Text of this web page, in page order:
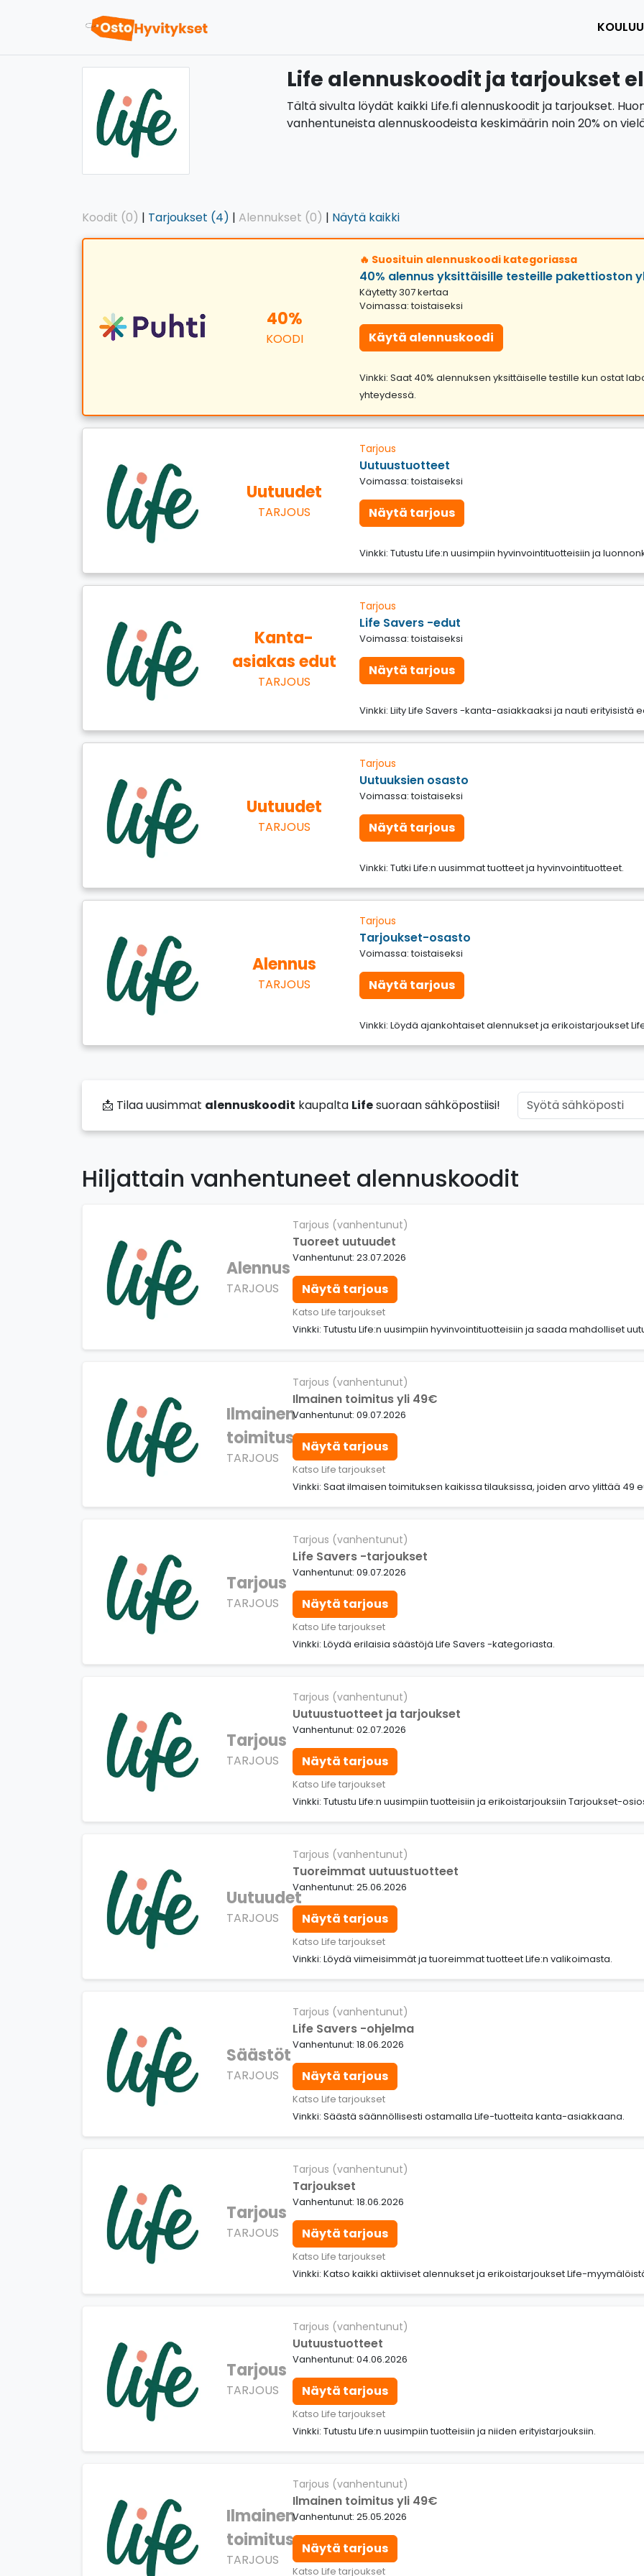
Life alennuskoodit ja tarjoukset
Tältä sivulta löydät kaikki Life.fi alennuskoodit ja tarjoukset.
vanhentuneista alennuskoodeista keskimäärin noin 20% on
Koodit (0) | Tarjoukset (4) | Alennukset (0) | Näytä kaikki
40%
KOODI
🔥 Suosituin alennuskoodi kategoriassa
40% alennus yksittäisille testeille pakettioston
Käytetty 307 kertaa
Voimassa: toistaiseksi
Käytä alennuskoodi
Vinkki: Saat 40% alennuksen yksittäiselle testille kun ostat
yhteydessä.
Uutuudet
TARJOUS
Tarjous
Uutuustuotteet
Voimassa: toistaiseksi
Näytä tarjous
Vinkki: Tutustu Life:n uusimpiin hyvinvointituotteisiin ja
Kanta-
asiakas edut
TARJOUS
Tarjous
Life Savers -edut
Voimassa: toistaiseksi
Näytä tarjous
Vinkki: Liity Life Savers -kanta-asiakkaaksi ja nauti erityisistä
Uutuudet
TARJOUS
Tarjous
Uutuuksien osasto
Voimassa: toistaiseksi
Näytä tarjous
Vinkki: Tutki Life:n uusimmat tuotteet ja hyvinvointituotteet.
Alennus
TARJOUS
Tarjous
Tarjoukset-osasto
Voimassa: toistaiseksi
Näytä tarjous
Vinkki: Löydä ajankohtaiset alennukset ja erikoistarjoukset
📩 Tilaa uusimmat alennuskoodit kaupalta Lifesuoraan sähköpostiisi!
Hiljattain vanhentuneet alennuskoodit
Alennus
TARJOUS
Tarjous (vanhentunut)
Tuoreet uutuudet
Vanhentunut: 23.07.2026
Näytä tarjous
Katso Life tarjoukset
Vinkki: Tutustu Life:n uusimpiin hyvinvointituotteisiin ja saada mahdolliset
Ilmainen
toimitus
TARJOUS
Tarjous (vanhentunut)
Ilmainen toimitus yli 49€
Vanhentunut: 09.07.2026
Näytä tarjous
Katso Life tarjoukset
Vinkki: Saat ilmaisen toimituksen kaikissa tilauksissa, joiden arvo ylittää 49
Tarjous
TARJOUS
Tarjous (vanhentunut)
Life Savers -tarjoukset
Vanhentunut: 09.07.2026
Näytä tarjous
Katso Life tarjoukset
Vinkki: Löydä erilaisia säästöjä Life Savers -kategoriasta.
Tarjous
TARJOUS
Tarjous (vanhentunut)
Uutuustuotteet ja tarjoukset
Vanhentunut: 02.07.2026
Näytä tarjous
Katso Life tarjoukset
Vinkki: Tutustu Life:n uusimpiin tuotteisiin ja erikoistarjouksiin Tarjoukset-
Uutuudet
TARJOUS
Tarjous (vanhentunut)
Tuoreimmat uutuustuotteet
Vanhentunut: 25.06.2026
Näytä tarjous
Katso Life tarjoukset
Vinkki: Löydä viimeisimmät ja tuoreimmat tuotteet Life:n valikoimasta.
Säästöt
TARJOUS
Tarjous (vanhentunut)
Life Savers -ohjelma
Vanhentunut: 18.06.2026
Näytä tarjous
Katso Life tarjoukset
Vinkki: Säästä säännöllisesti ostamalla Life-tuotteita kanta-asiakkaana.
Tarjous
TARJOUS
Tarjous (vanhentunut)
Tarjoukset
Vanhentunut: 18.06.2026
Näytä tarjous
Katso Life tarjoukset
Vinkki: Katso kaikki aktiiviset alennukset ja erikoistarjoukset Life-
Tarjous
TARJOUS
Tarjous (vanhentunut)
Uutuustuotteet
Vanhentunut: 04.06.2026
Näytä tarjous
Katso Life tarjoukset
Vinkki: Tutustu Life:n uusimpiin tuotteisiin ja niiden erityistarjouksiin.
Ilmainen
toimitus
TARJOUS
Tarjous (vanhentunut)
Ilmainen toimitus yli 49€
Vanhentunut: 25.05.2026
Näytä tarjous
Katso Life tarjoukset